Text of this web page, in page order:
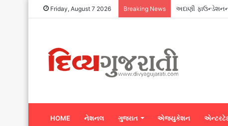
Friday, August 7 2026 Breaking News સુરતના ગ્રે
HOME નેશનલ ગુજરાત એજ્યુકેશન